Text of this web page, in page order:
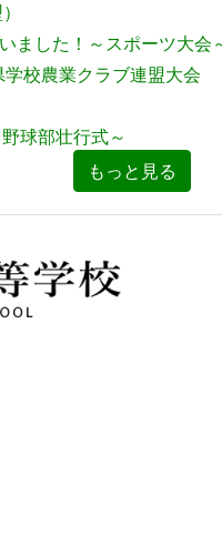
ました！～スポーツ大会
校農業クラブ連盟大会
球部壮行式～
もっと見る